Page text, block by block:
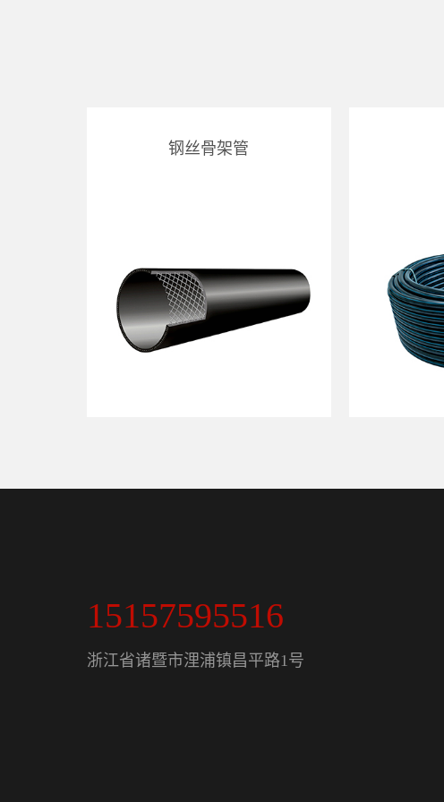
钢丝骨架管
15157595516
浙江省诸暨市浬浦镇昌平路1号